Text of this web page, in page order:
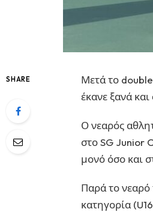
SHARE
Μετά το
έκανε ξανά
Ο νεαρός
στο SG Junior
μονό όσο και
Παρά το νεαρό
κατηγορία